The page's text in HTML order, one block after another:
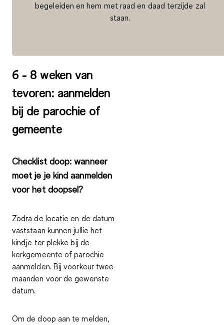
begeleiden en hem met raad en daad terzijde zal
staan.
6 - 8 weken van
tevoren: aanmelden
bij de parochie of
gemeente
Checklist doop: wanneer
moet je je kind aanmelden
voor het doopsel?
Zodra de locatie en de datum
vaststaan kunnen jullie het
kindje ter plekke bij de
kerkgemeente of parochie
aanmelden. Bij voorkeur twee
maanden voor de gewenste
datum.
Om de doop aan te melden,